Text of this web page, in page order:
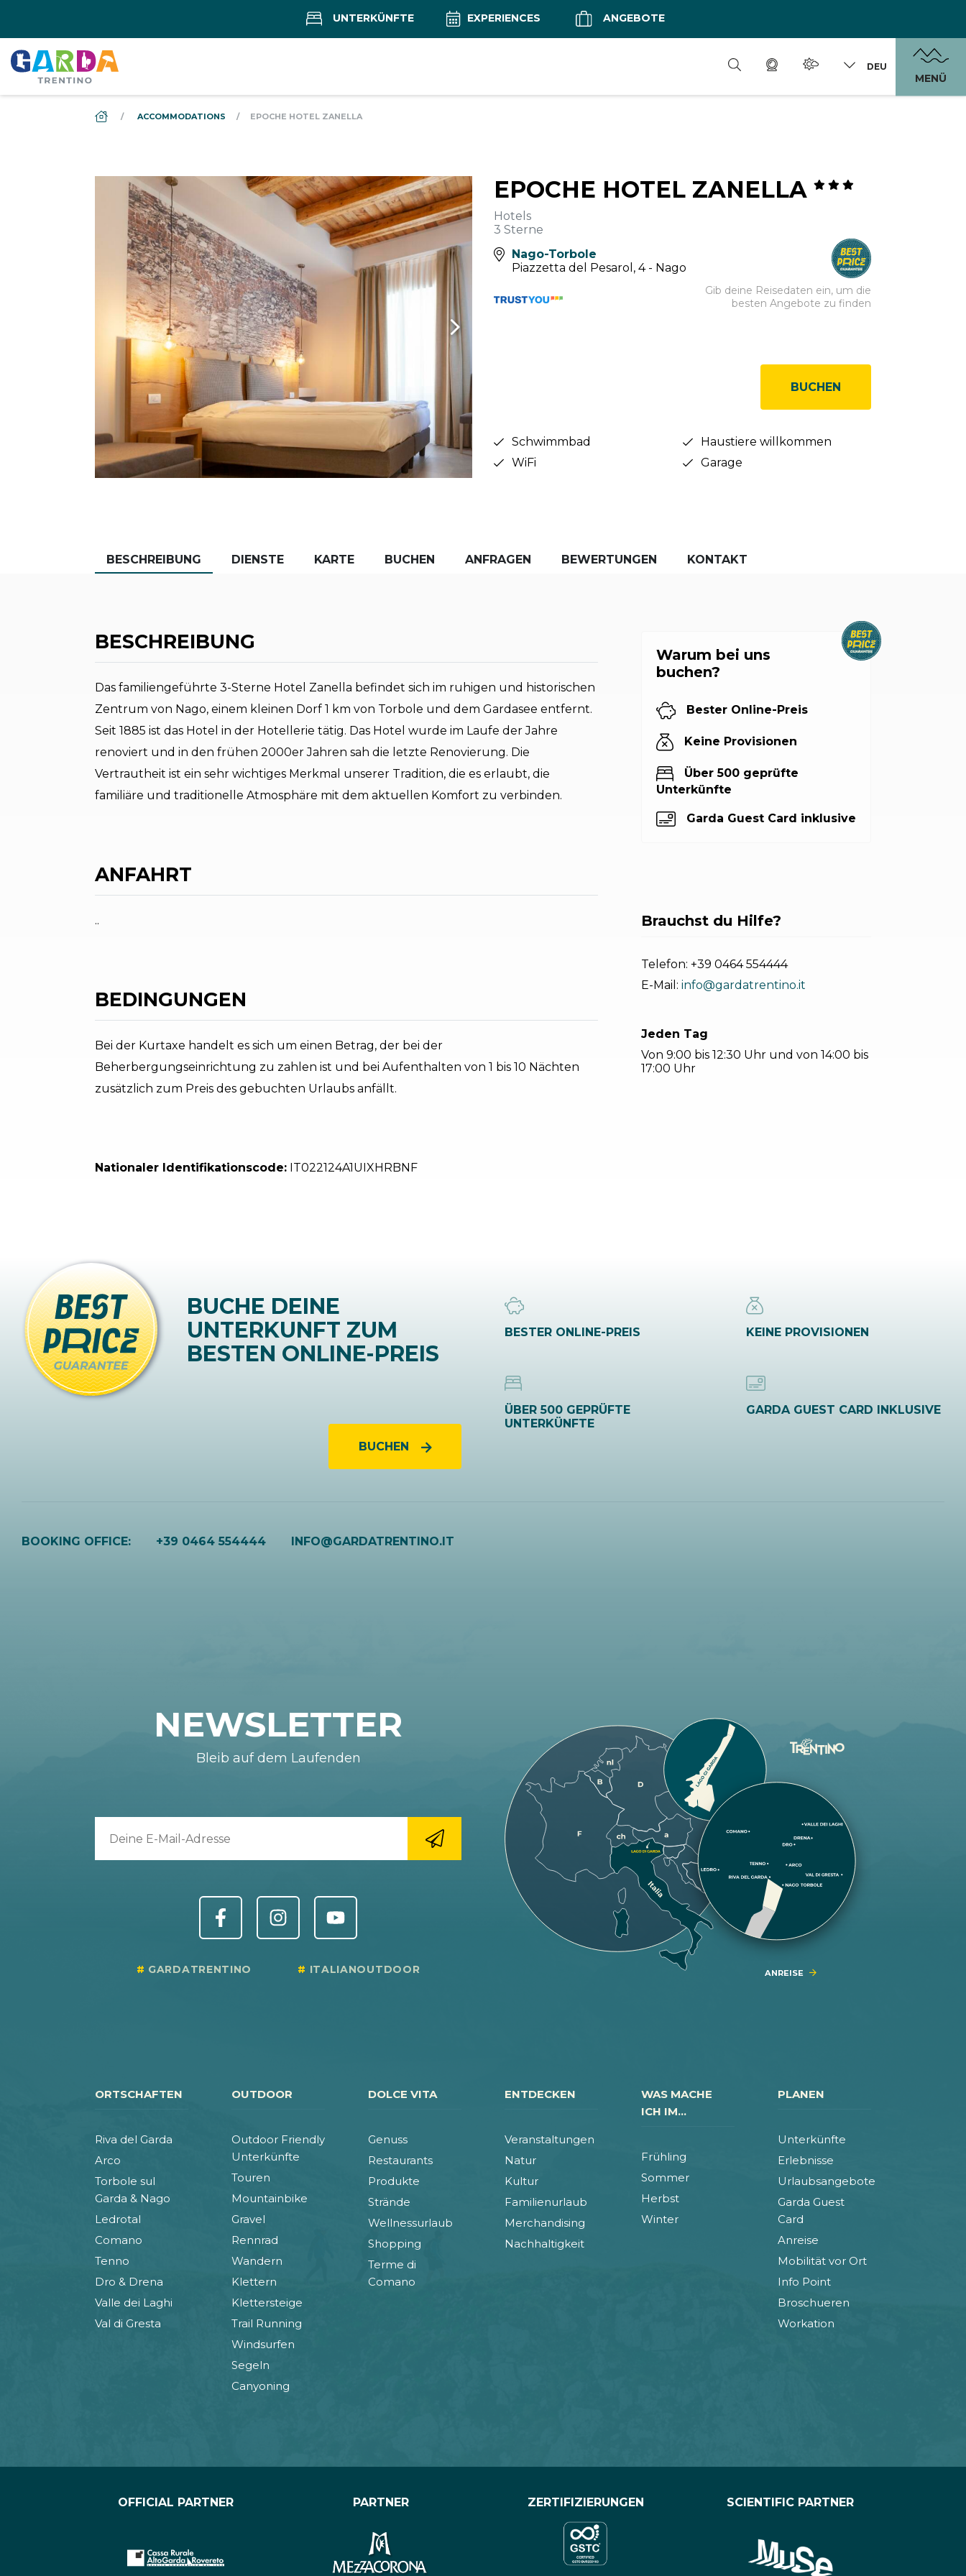
UNTERKÜNFTE EXPERIENCES ANGEBOTE
DEU
MENÜ
DS_BREADCRUMB.HOME
ACCOMMODATIONS EPOCHE HOTEL ZANELLA
EPOCHE HOTEL ZANELLA
Hotels
3 Sterne
Nago-Torbole
Piazzetta del Pesarol, 4 - Nago
Gib deine Reisedaten ein, um die
besten Angebote zu finden
BUCHEN
Schwimmbad
Haustiere willkommen
WiFi
Garage
BESCHREIBUNG DIENSTE KARTE BUCHEN ANFRAGEN BEWERTUNGEN KONTAKT
BESCHREIBUNG
Das familiengeführte 3-Sterne Hotel Zanella befindet sich im ruhigen und historischen
Zentrum von Nago, einem kleinen Dorf 1 km von Torbole und dem Gardasee entfernt.
Seit 1885 ist das Hotel in der Hotellerie tätig. Das Hotel wurde im Laufe der Jahre
renoviert und in den frühen 2000er Jahren sah die letzte Renovierung. Die
Vertrautheit ist ein sehr wichtiges Merkmal unserer Tradition, die es erlaubt, die
familiäre und traditionelle Atmosphäre mit dem aktuellen Komfort zu verbinden.
ANFAHRT
..
BEDINGUNGEN
Bei der Kurtaxe handelt es sich um einen Betrag, der bei der
Beherbergungseinrichtung zu zahlen ist und bei Aufenthalten von 1 bis 10 Nächten
zusätzlich zum Preis des gebuchten Urlaubs anfällt.
Nationaler Identifikationscode: IT022124A1UIXHRBNF
Warum bei uns
buchen?
Bester Online-Preis
Keine Provisionen
Über 500 geprüfte
Unterkünfte
Garda Guest Card inklusive
Brauchst du Hilfe?
Telefon: +39 0464 554444
E-Mail: info@gardatrentino.it
Jeden Tag
Von 9:00 bis 12:30 Uhr und von 14:00 bis
17:00 Uhr
BUCHE DEINE
UNTERKUNFT ZUM
BESTEN ONLINE-PREIS
BUCHEN
BESTER ONLINE-PREIS KEINE PROVISIONEN
ÜBER 500 GEPRÜFTE
UNTERKÜNFTE
GARDA GUEST CARD INKLUSIVE
BOOKING OFFICE: +39 0464 554444 INFO@GARDATRENTINO.IT
ANREISE
NEWSLETTER
Bleib auf dem Laufenden
GARDATRENTINO ITALIANOUTDOOR
ORTSCHAFTEN
Riva del Garda
Arco
Torbole sul
Garda & Nago
Ledrotal
Comano
Tenno
Dro & Drena
Valle dei Laghi
Val di Gresta
OUTDOOR
Outdoor Friendly
Unterkünfte
Touren
Mountainbike
Gravel
Rennrad
Wandern
Klettern
Klettersteige
Trail Running
Windsurfen
Segeln
Canyoning
DOLCE VITA
Genuss
Restaurants
Produkte
Strände
Wellnessurlaub
Shopping
Terme di
Comano
ENTDECKEN
Veranstaltungen
Natur
Kultur
Familienurlaub
Merchandising
Nachhaltigkeit
WAS MACHE
ICH IM...
Frühling
Sommer
Herbst
Winter
PLANEN
Unterkünfte
Erlebnisse
Urlaubsangebote
Garda Guest
Card
Anreise
Mobilität vor Ort
Info Point
Broschueren
Workation
OFFICIAL PARTNER PARTNER ZERTIFIZIERUNGEN SCIENTIFIC PARTNER